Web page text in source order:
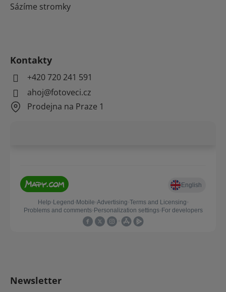
Sázíme stromky
Kontakty
+420 720 241 591
ahoj@fotoveci.cz
Prodejna na Praze 1
Newsletter